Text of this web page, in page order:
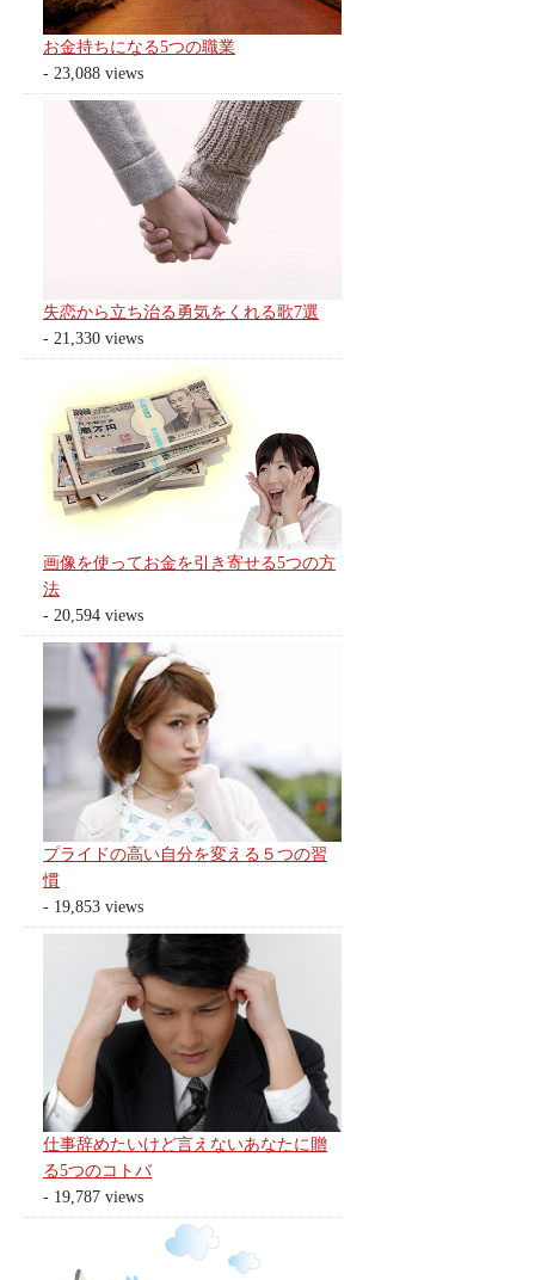
お金持ちになる5つの職業
- 23,088 views
失恋から立ち治る勇気をくれる歌7選
- 21,330 views
画像を使ってお金を引き寄せる5つの方
法
- 20,594 views
プライドの高い自分を変える５つの習
慣
- 19,853 views
仕事辞めたいけど言えないあなたに贈
る5つのコトバ
- 19,787 views